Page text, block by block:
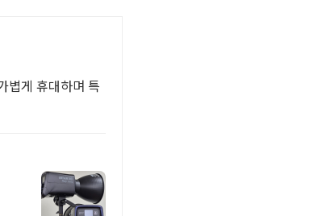
볍게 휴대하며 특